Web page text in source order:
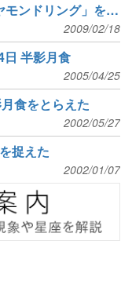
「かぐや」、地球の「ダイヤモンドリング」を撮影
2009/02/18
日 半影月食
2005/04/25
食をとらえた
2002/05/27
捉えた
2002/01/07